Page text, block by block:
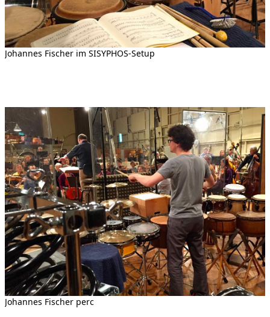
Johannes Fischer im SISYPHOS-Setup
Johannes Fischer perc